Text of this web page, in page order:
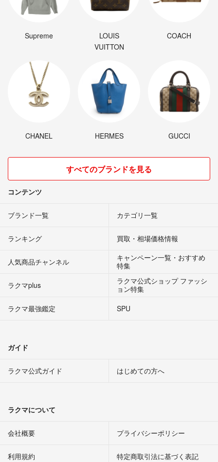
Supreme
LOUIS
VUITTON
COACH
CHANEL HERMES GUCCI
すべてのブランドを見る
コンテンツ
ブランド一覧 カテゴリ一覧
ランキング 買取・相場価格情報
人気商品チャンネル
キャンペーン一覧・おすすめ
特集
ラクマplus
ラクマ公式ショップ ファッシ
ョン特集
ラクマ最強鑑定
SPU
ガイド
ラクマ公式ガイド はじめての方へ
ラクマについて
会社概要 プライバシーポリシー
利用規約 特定商取引法に基づく表記